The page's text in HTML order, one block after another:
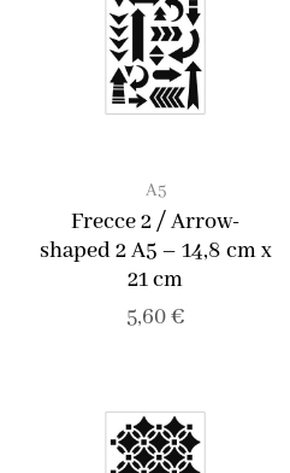
A5
Frecce 2 / Arrow-
shaped 2 A5 – 14,8 cm x
21 cm
5,60€